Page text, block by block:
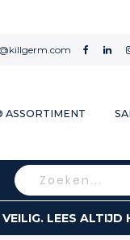
ASSORTIMENT
Search
LEES